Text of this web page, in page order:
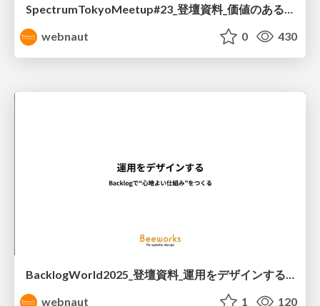
SpectrumTokyoMeetup#23_登壇資料_価値のあるノベルティをデザインする
webnaut
0 430
BacklogWorld2025_登壇資料_運用をデザインする-Backlogで“心地よい仕組み”をつくる
webnaut
1 120